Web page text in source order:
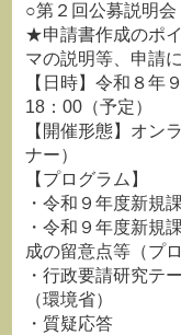
○第２回公募説明会
★申請書作成のポ
マの説明等、申請
【日時】令和８年
18：00（予定）
【開催形態】オン
ナー）
【プログラム】
・令和９年度新規
・令和９年度新規
成の留意点等（プ
・行政要請研究テ
（環境省）
・質疑応答